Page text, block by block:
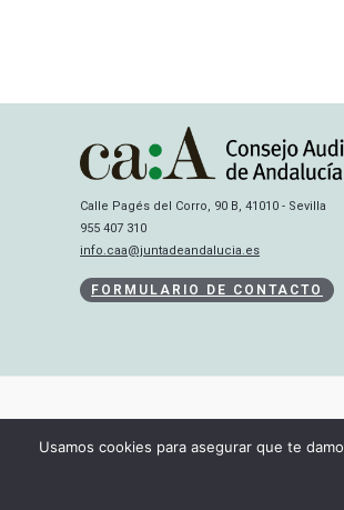
Calle Pagés del Corro, 90 B, 41010 - Sevilla
955 407 310
info.caa@juntadeandalucia.es
FORMULARIO DE CONTACTO
Usamos cookies para asegurar que te